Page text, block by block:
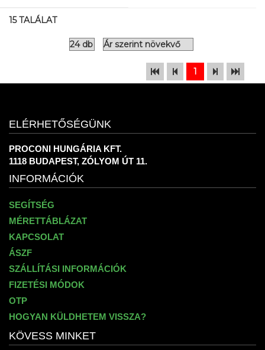
15 TALÁLAT
1
ELÉRHETŐSÉGÜNK
PROCONI HUNGÁRIA KFT.
1118 BUDAPEST, ZÓLYOM ÚT 11.
INFORMÁCIÓK
SEGÍTSÉG
MÉRETTÁBLÁZAT
KAPCSOLAT
ÁSZF
SZÁLLÍTÁSI INFORMÁCIÓK
FIZETÉSI MÓDOK
OTP
HOGYAN KÜLDHETEM VISSZA?
KÖVESS MINKET